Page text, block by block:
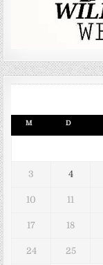
M D
3 4
10 11
17 18
24 25